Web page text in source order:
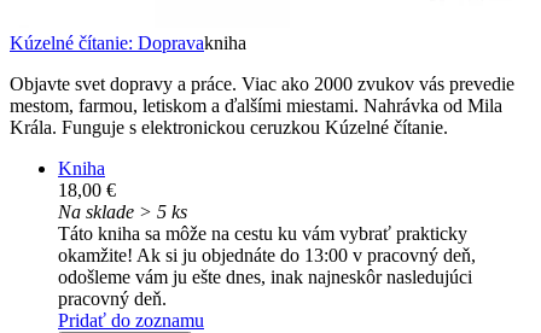
Kúzelné čítanie: Dopravakniha
Objavte svet dopravy a práce. Viac ako 2000 zvukov vás prevedie
mestom, farmou, letiskom a ďalšími miestami. Nahrávka od Mila
Krála. Funguje s elektronickou ceruzkou Kúzelné čítanie.
Kniha
18,00 €
Na sklade > 5 ks
Táto kniha sa môže na cestu ku vám vybrať prakticky
okamžite! Ak si ju objednáte do 13:00 v pracovný deň,
odošleme vám ju ešte dnes, inak najneskôr nasledujúci
pracovný deň.
Pridať do zoznamu